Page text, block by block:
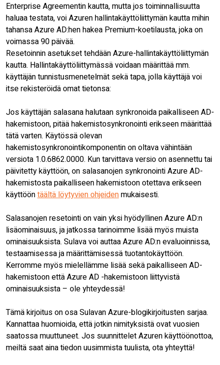
Enterprise Agreementin kautta, mutta jos toiminnallisuutta
haluaa testata, voi Azuren hallintakäyttöliittymän kautta mihin
tahansa Azure AD:hen hakea Premium-koetilausta, joka on
voimassa 90 päivää.
Resetoinnin asetukset tehdään Azure-hallintakäyttöliittymän
kautta. Hallintakäyttöliittymässä voidaan määrittää mm.
käyttäjän tunnistusmenetelmät sekä tapa, jolla käyttäjä voi
itse rekisteröidä omat tietonsa:
Jos käyttäjän salasana halutaan synkronoida paikalliseen AD-
hakemistoon, pitää hakemistosynkronointi erikseen määrittää
tätä varten. Käytössä olevan
hakemistosynkronointikomponentin on oltava vähintään
versiota 1.0.6862.0000. Kun tarvittava versio on asennettu tai
päivitetty käyttöön, on salasanojen synkronointi Azure AD-
hakemistosta paikalliseen hakemistoon otettava erikseen
käyttööntäältä löytyvien ohjeidenmukaisesti.
Salasanojen resetointi on vain yksi hyödyllinen Azure AD:n
lisäominaisuus, ja jatkossa tarinoimme lisää myös muista
ominaisuuksista. Sulava voi auttaa Azure AD:n evaluoinnissa,
testaamisessa ja määrittämisessä tuotantokäyttöön.
Kerromme myös mielellämme lisää sekä paikalliseen AD-
hakemistoon että Azure AD -hakemistoon liittyvistä
ominaisuuksista – ole yhteydessä!
Tämä kirjoitus on osa Sulavan Azure-blogikirjoitusten sarjaa.
Kannattaa huomioida, että jotkin nimityksistä ovat vuosien
saatossa muuttuneet. Jos suunnittelet Azuren käyttöönottoa,
meiltä saat aina tiedon uusimmista tuulista, ota yhteyttä!